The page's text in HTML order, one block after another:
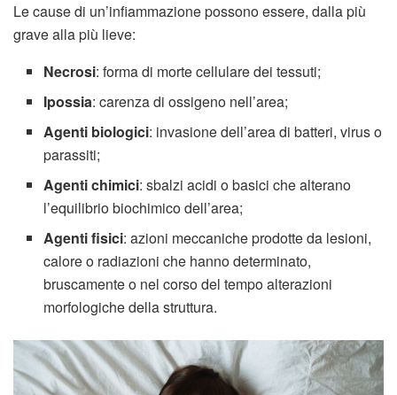
Le cause di un’infiammazione possono essere, dalla più
grave alla più lieve:
Necrosi: forma di morte cellulare dei tessuti;
Ipossia: carenza di ossigeno nell’area;
Agenti biologici: invasione dell’area di batteri, virus o
parassiti;
Agenti chimici: sbalzi acidi o basici che alterano
l’equilibrio biochimico dell’area;
Agenti fisici: azioni meccaniche prodotte da lesioni,
calore o radiazioni che hanno determinato,
bruscamente o nel corso del tempo alterazioni
morfologiche della struttura.